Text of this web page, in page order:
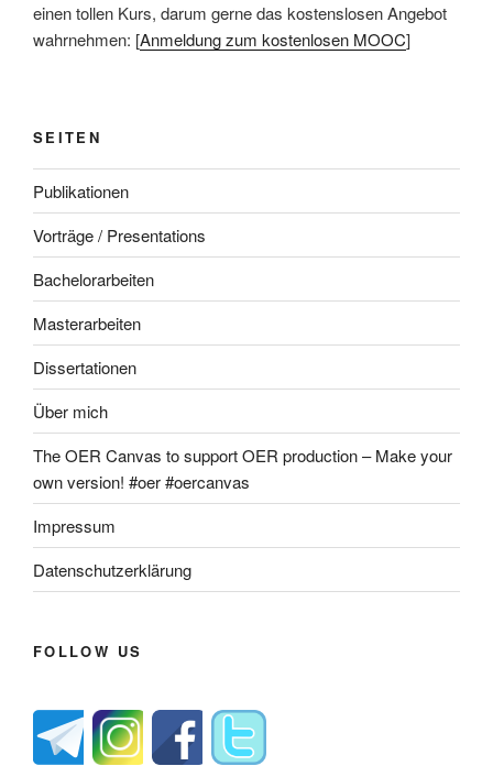
einen tollen Kurs, darum gerne das kostenslosen Angebot
wahrnehmen: [Anmeldung zum kostenlosen MOOC]
SEITEN
Publikationen
Vorträge / Presentations
Bachelorarbeiten
Masterarbeiten
Dissertationen
Über mich
The OER Canvas to support OER production – Make your
own version! #oer #oercanvas
Impressum
Datenschutzerklärung
FOLLOW US